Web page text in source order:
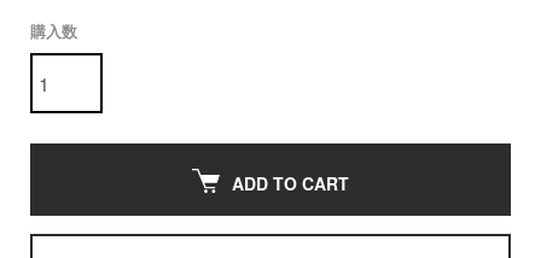
購入数
ADD TO CART